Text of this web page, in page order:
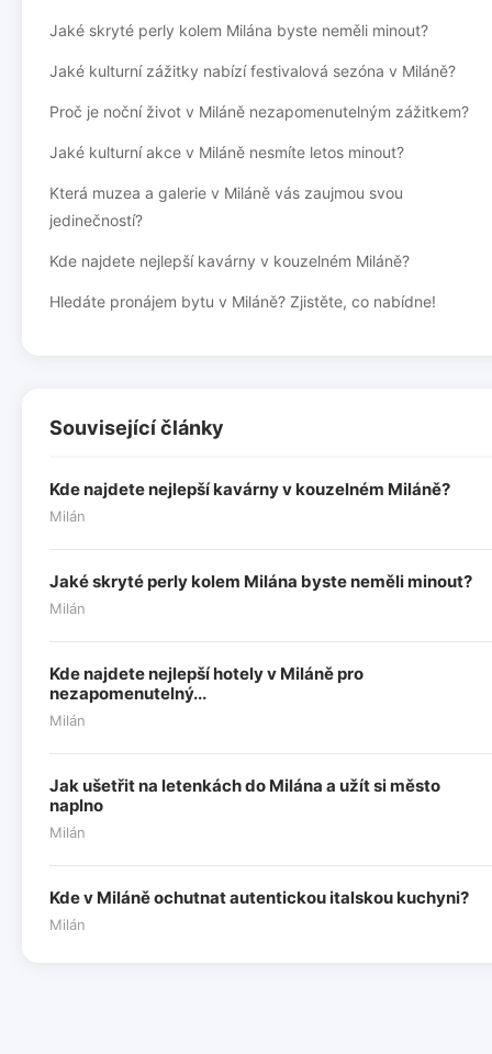
Jaké skryté perly kolem Milána byste neměli minout?
Jaké kulturní zážitky nabízí festivalová sezóna v Miláně?
Proč je noční život v Miláně nezapomenutelným zážitkem?
Jaké kulturní akce v Miláně nesmíte letos minout?
Která muzea a galerie v Miláně vás zaujmou svou
jedinečností?
Kde najdete nejlepší kavárny v kouzelném Miláně?
Hledáte pronájem bytu v Miláně? Zjistěte, co nabídne!
Související články
Kde najdete nejlepší kavárny v kouzelném Miláně?
Milán
Jaké skryté perly kolem Milána byste neměli minout?
Milán
Kde najdete nejlepší hotely v Miláně pro
nezapomenutelný...
Milán
Jak ušetřit na letenkách do Milána a užít si město
naplno
Milán
Kde v Miláně ochutnat autentickou italskou kuchyni?
Milán